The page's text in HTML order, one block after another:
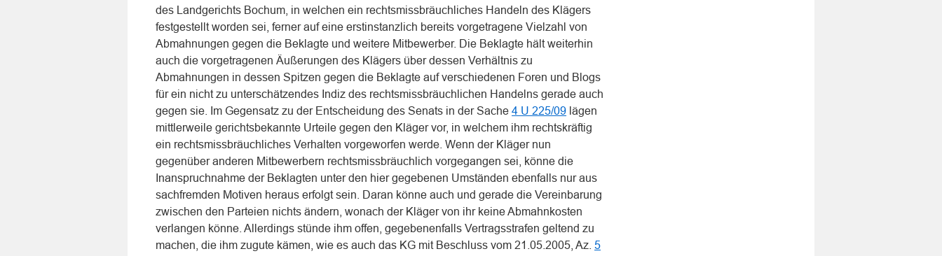
des Landgerichts Bochum, in welchen ein rechtsmissbräuchliches Handeln des Klägers
festgestellt worden sei, ferner auf eine erstinstanzlich bereits vorgetragene Vielzahl von
Abmahnungen gegen die Beklagte und weitere Mitbewerber. Die Beklagte hält weiterhin
auch die vorgetragenen Äußerungen des Klägers über dessen Verhältnis zu
Abmahnungen in dessen Spitzen gegen die Beklagte auf verschiedenen Foren und Blogs
für ein nicht zu unterschätzendes Indiz des rechtsmissbräuchlichen Handelns gerade auch
gegen sie. Im Gegensatz zu der Entscheidung des Senats in der Sache 4 U 225/09 lägen
mittlerweile gerichtsbekannte Urteile gegen den Kläger vor, in welchem ihm rechtskräftig
ein rechtsmissbräuchliches Verhalten vorgeworfen werde. Wenn der Kläger nun
gegenüber anderen Mitbewerbern rechtsmissbräuchlich vorgegangen sei, könne die
Inanspruchnahme der Beklagten unter den hier gegebenen Umständen ebenfalls nur aus
sachfremden Motiven heraus erfolgt sein. Daran könne auch und gerade die Vereinbarung
zwischen den Parteien nichts ändern, wonach der Kläger von ihr keine Abmahnkosten
verlangen könne. Allerdings stünde ihm offen, gegebenenfalls Vertragsstrafen geltend zu
machen, die ihm zugute kämen, wie es auch das KG mit Beschluss vom 21.05.2005, Az. 5